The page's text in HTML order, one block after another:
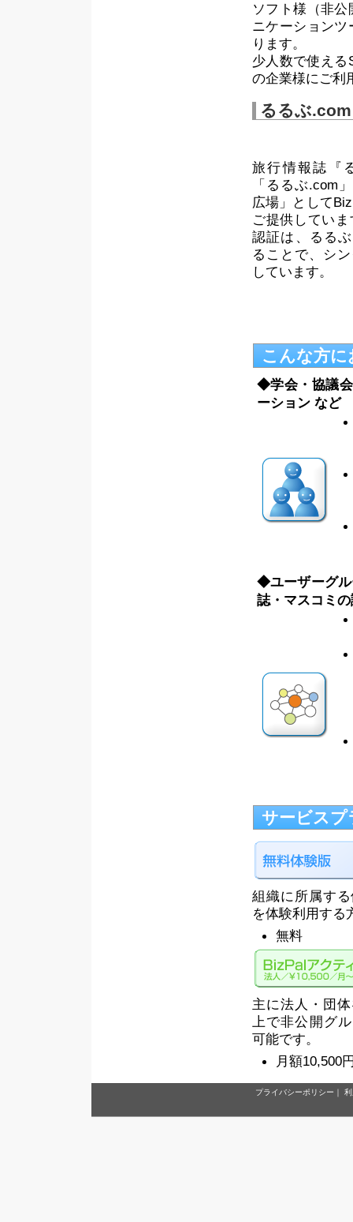
ソフト様（非
ニケーション
ります。
少人数で使える
の企業様にご利
るるぶ.com
旅行情報誌『
「るるぶ.com
広場」として
ご提供してい
認証は、るる
ることで、シ
しています。
こんな方
◆学会・協議
ーション など
◆ユーザーグル
誌・マスコミ
サービスプ
組織に所属す
を体験利用する
無料
主に法人・団
上で非公開グ
可能です。
月額10,500
プライバシーポリシー ｜